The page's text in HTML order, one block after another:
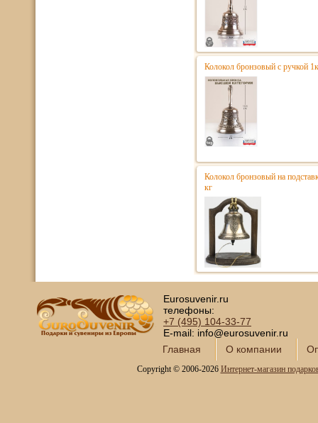
Колокол бронзовый с ручкой
Колокол бронзовый на
кг
Eurosuvenir.ru
телефоны:
+7 (495) 104-33-77
E-mail: info@eurosuvenir.ru
Главная
О компании
Copyright © 2006-2026 Интернет-магазин